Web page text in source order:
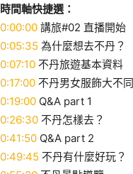
時間軸快捷選：
0:00:00 講旅#02 直播開始
0:05:35 為什麼想去不丹？
0:07:10 不丹旅遊基本資料
0:17:00 不丹男女服飾大不同
0:19:00 Q&A part 1
0:26:30 不丹怎樣去？
0:41:50 Q&A part 2
0:49:45 不丹有什麼好玩？